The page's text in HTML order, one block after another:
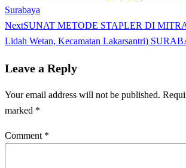
Surabaya
NextSUNAT METODE STAPLER DI
Lidah Wetan, Kecamatan Lakarsantri)
Leave a Reply
Your email address will not be published.
marked *
Comment *